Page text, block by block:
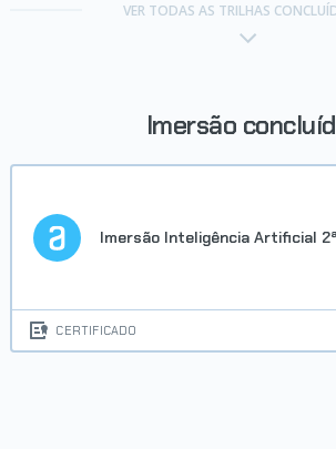
VER TODAS AS TRILHAS
Imersão
Imersão Inteligência Artificial
CERTIFICADO